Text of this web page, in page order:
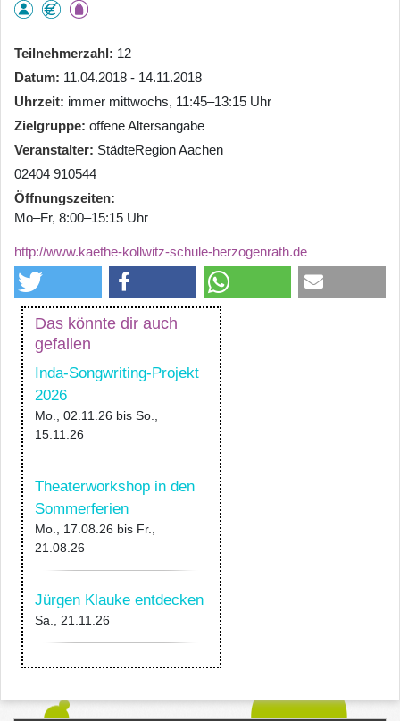
Teilnehmerzahl
12
Datum 11.04.2018 - 14.11.2018
Uhrzeit immer mittwochs, 11:45–13:15 Uhr
Zielgruppe offene Altersangabe
Veranstalter StädteRegion Aachen
02404 910544
Öffnungszeiten
Mo–Fr, 8:00–15:15 Uhr
http://www.kaethe-kollwitz-schule-herzogenrath.de
Das könnte dir auch
gefallen
Inda-Songwriting-Projekt
2026
Mo., 02.11.26 bis So.,
15.11.26
Theaterworkshop in den
Sommerferien
Mo., 17.08.26 bis Fr.,
21.08.26
Jürgen Klauke entdecken
Sa., 21.11.26